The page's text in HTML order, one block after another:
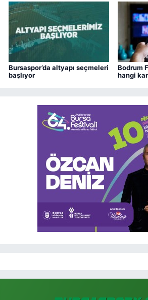
Bursaspor’da altyapı seçmeleri
başlıyor
Bodrum
hangi